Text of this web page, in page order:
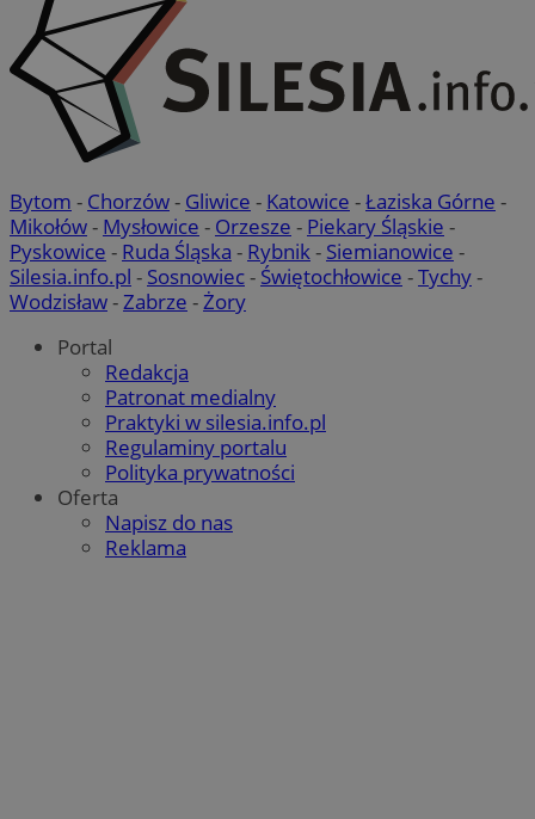
Bytom - Chorzów- Gliwice - Katowice -Łaziska Górne -
Mikołów- Mysłowice - Orzesze - Piekary Śląskie -
Pyskowice - Ruda Śląska - Rybnik- Siemianowice -
Silesia.info.pl - Sosnowiec- Świętochłowice -Tychy-
Wodzisław-Zabrze -Żory
Portal
Redakcja
Patronat medialny
Praktyki w silesia.info.pl
Regulaminy portalu
Polityka prywatności
Oferta
Napisz do nas
Reklama